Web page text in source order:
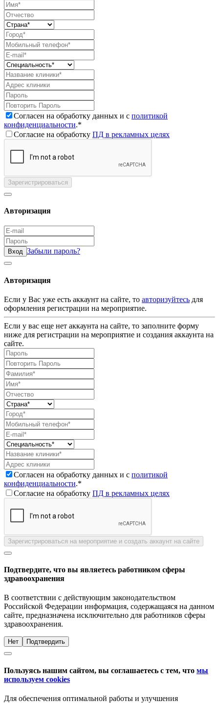
Согласен на обработку данных и с политикой
конфиденциальности.*
Согласие на обработку ПД в рекламных целях
Зарегистрироваться
Авторизация
Вход Забыли пароль?
Авторизация
Если у Вас уже есть аккаунт на сайте, то авторизуйтесь для
оформления регистрации на мероприятие.
Если у вас еще нет аккаунта на сайте, то заполните форму
ниже для регистрации на мероприятие и создания аккаунта на
сайте.
Согласен на обработку данных и с политикой
конфиденциальности.*
Согласие на обработку ПД в рекламных целях
Зарегистрироваться на мероприятие и создать аккаунт на сайте
Подтвердите, что вы являетесь работником сферы
здравоохранения
В соответствии с действующим законодательством
Российской Федерации информация, содержащаяся на данном
сайте, предназначена исключительно для работников сферы
здравоохранения.
Нет Подтвердить
Пользуясь нашим сайтом, вы соглашаетесь с тем, что мы
используем cookies
Для обеспечения оптимальной работы и улучшения